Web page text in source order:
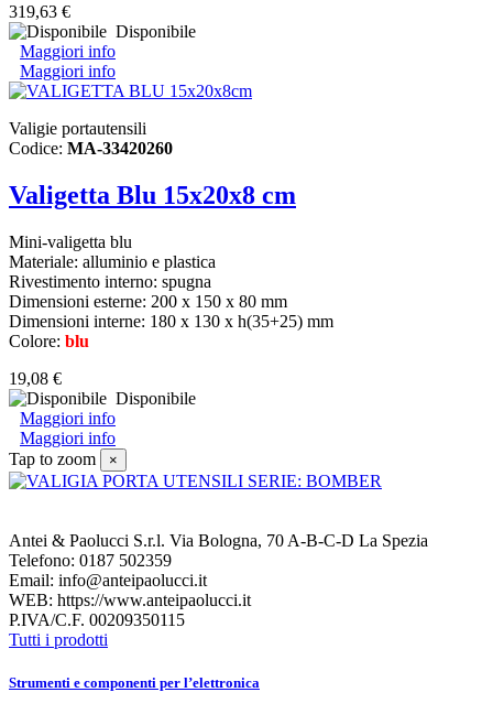
319,63 €
Disponibile
Maggiori info
Maggiori info
Valigie portautensili
Codice: MA-33420260
Valigetta Blu 15x20x8 cm
Mini-valigetta blu
Materiale: alluminio e plastica
Rivestimento interno: spugna
Dimensioni esterne: 200 x 150 x 80 mm
Dimensioni interne: 180 x 130 x h(35+25) mm
Colore: blu
19,08 €
Disponibile
Maggiori info
Maggiori info
Tap to zoom
×
Antei & Paolucci S.r.l. Via Bologna, 70 A-B-C-D La Spezia
Telefono: 0187 502359
Email: info@anteipaolucci.it
WEB: https://www.anteipaolucci.it
P.IVA/C.F. 00209350115
Tutti i prodotti
Strumenti e componenti per l’elettronica